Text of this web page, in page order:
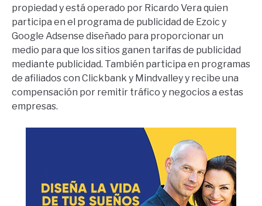
propiedad y está operado por Ricardo Vera quien
participa en el programa de publicidad de Ezoic y
Google Adsense diseñado para proporcionar un
medio para que los sitios ganen tarifas de publicidad
mediante publicidad. También participa en programas
de afiliados con Clickbank y Mindvalley y recibe una
compensación por remitir tráfico y negocios a estas
empresas.